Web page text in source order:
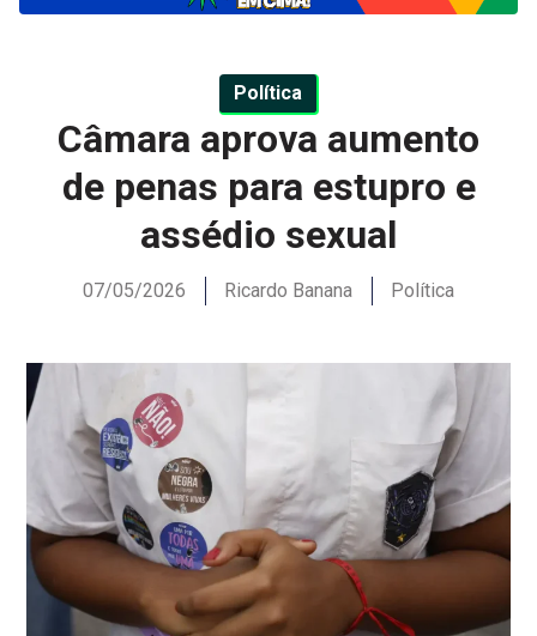
Política
Câmara aprova aumento
de penas para estupro e
assédio sexual
07/05/2026 Ricardo Banana Política